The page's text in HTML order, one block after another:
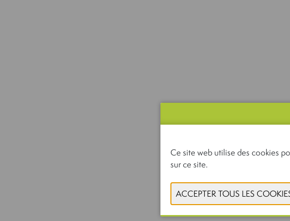
Ce site web utilise des cookies
sur ce site.